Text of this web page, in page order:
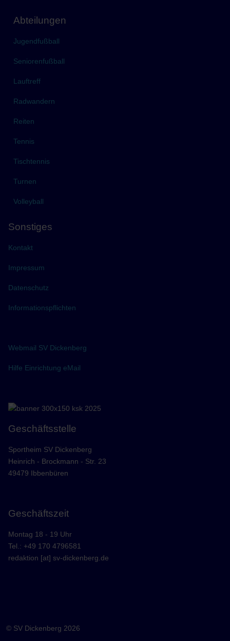
Abteilungen
Jugendfußball
Seniorenfußball
Lauftreff
Radwandern
Reiten
Tennis
Tischtennis
Turnen
Volleyball
Sonstiges
Kontakt
Impressum
Datenschutz
Informationspflichten
Webmail SV Dickenberg
Hilfe Einrichtung eMail
Geschäftsstelle
Sportheim SV Dickenberg
Heinrich - Brockmann - Str. 23
49479 Ibbenbüren
Geschäftszeit
Montag 18 - 19 Uhr
Tel.: +49 170 4796581
redaktion [at] sv-dickenberg.de
© SV Dickenberg 2026